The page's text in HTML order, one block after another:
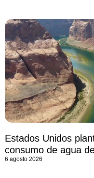
Estados Unidos
consumo de agua
6 agosto 2026